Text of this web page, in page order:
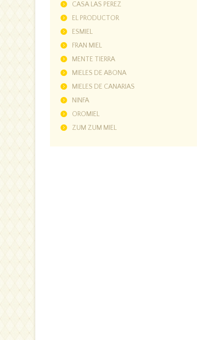
CASA LAS PEREZ
EL PRODUCTOR
ESMIEL
FRAN MIEL
MENTE TIERRA
MIELES DE ABONA
MIELES DE CANARIAS
NINFA
OROMIEL
ZUM ZUM MIEL